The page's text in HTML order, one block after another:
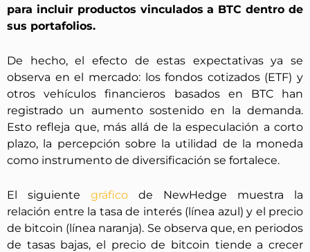
para incluir productos vinculados a BTC dentro de
sus portafolios.
De hecho, el efecto de estas expectativas ya se
observa en el mercado: los fondos cotizados (ETF) y
otros vehículos financieros basados en BTC han
registrado un aumento sostenido en la demanda.
Esto refleja que, más allá de la especulación a corto
plazo, la percepción sobre la utilidad de la moneda
como instrumento de diversificación se fortalece.
El siguiente gráfico de NewHedge muestra la
relación entre la tasa de interés (línea azul) y el precio
de bitcoin (línea naranja). Se observa que, en periodos
de tasas bajas, el precio de bitcoin tiende a crecer